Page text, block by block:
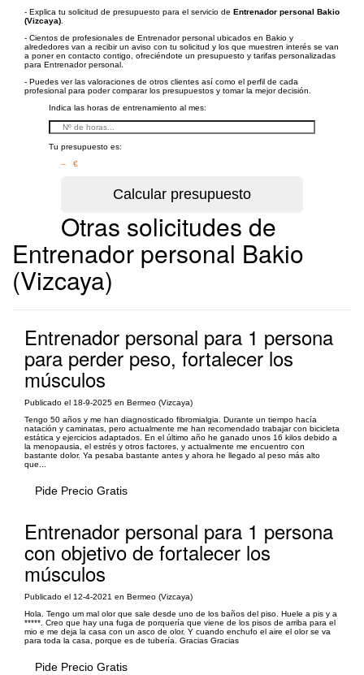
- Explica tu solicitud de presupuesto para el servicio de Entrenador personal Bakio
(Vizcaya)
- Cientos de profesionales de Entrenador personal ubicados en Bakio y
alrededores van a recibir un aviso con tu solicitud y los que muestren interés se van
a poner en contacto contigo, ofreciéndote un presupuesto y tarifas personalizadas
para Entrenador personal.
- Puedes ver las valoraciones de otros clientes así como el perfil de cada
profesional para poder comparar los presupuestos y tomar la mejor decisión.
Indica las horas de entrenamiento al mes:
Tu presupuesto es:
– €
Otras solicitudes de
Entrenador personal Bakio
(Vizcaya)
Entrenador personal para 1 persona
para perder peso, fortalecer los
músculos
Publicado el 18-9-2025 en Bermeo (Vizcaya)
Tengo 50 años y me han diagnosticado fibromialgia. Durante un tiempo hacía
natación y caminatas, pero actualmente me han recomendado trabajar con bicicleta
estática y ejercicios adaptados. En el último año he ganado unos 16 kilos debido a
la menopausia, el estrés y otros factores, y actualmente me encuentro con
bastante dolor. Ya pesaba bastante antes y ahora he llegado al peso más alto
que...
Pide Precio Gratis
Entrenador personal para 1 persona
con objetivo de fortalecer los
músculos
Publicado el 12-4-2021 en Bermeo (Vizcaya)
Hola. Tengo um mal olor que sale desde uno de los baños del piso. Huele a pis y a
*****. Creo que hay una fuga de porquería que viene de los pisos de arriba para el
mio e me deja la casa con un asco de olor. Y cuando enchufo el aire el olor se va
para toda la casa, porque es de tubería. Gracias Gracias
Pide Precio Gratis